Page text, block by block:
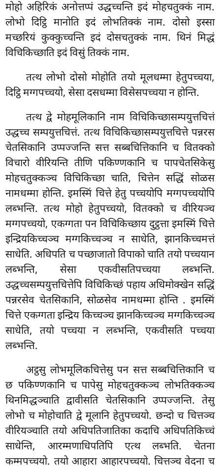
मोहो अहिरिकं अनोत्तप्पं उद्धच्चन्ति इदं मोहचतुक्कं नाम.
लोभो दिट्ठि मानोति इदं लोभतिक्कं नाम. दोसो इस्सा
मच्छरियं कुक्कुच्चन्ति इदं दोसचतुक्कं नाम. थिनं मिद्धं
विचिकिच्छाति इदं विसुं तिक्कं नाम.
तत्थ लोभो दोसो मोहोति तयो मूलधम्मा हेतुपच्चया,
दिट्ठि मग्गपच्चयो, सेसा दसधम्मा विसेसपच्चया न होन्ति.
तत्थ द्वे मोहमूलिकानि नाम विचिकिच्छासम्पयुत्तचित्तं
उद्धच्च सम्पयुत्तचित्तं. तत्थ विचिकिच्छासम्पयुत्तचित्ते पन्नरस
चेतसिकानि उप्पज्जन्ति सत्त सब्बचित्तिकानि च वितक्को
विचारो वीरियन्ति तीणि पकिण्णकानि च पापचेतसिकेसु
मोहचतुक्कञ्च विचिकिच्छा चाति, चित्तेन सद्धिं सोळस
नामधम्मा होन्ति. इमस्मिं चित्ते हेतु पच्चयोपि मग्गपच्चयोपि
लब्भन्ति. तत्थ मोहो हेतुपच्चयो, वितक्को च वीरियञ्च
मग्गपच्चयो, एकग्गता पन विचिकिच्छाय दुट्ठत्ता इमस्मिं चित्ते
इन्द्रियकिच्चञ्च मग्गकिच्चञ्च न साधेति, झानकिच्चमत्तं
साधेति. अधिपति च पच्छाजातो विपाको चाति तयो पच्चयान
लब्भन्ति, सेसा एकवीसतिपच्चया लब्भन्ति.
उद्धच्चसम्पयुत्तचित्तेपि विचिकिच्छं पहाय अधिमोक्खेन सद्धिं
पन्नरसेव चेतसिकानि, सोळसेव नामधम्मा होन्ति . इमस्मिं
चित्ते एकग्गता इन्द्रिय किच्चञ्च झानकिच्चञ्च मग्गकिच्चञ्च
साधेति, तयो पच्चया न लब्भन्ति, एकवीसति पच्चया
लब्भन्ति.
अट्ठसु लोभमूलिकचित्तेसु पन सत्त सब्बचित्तिकानि च
छ पकिण्णकानि च पापेसु मोहचतुक्कञ्च लोभतिक्कञ्च
थिनमिद्धञ्चाति द्वावीसति चेतसिकानि उप्पज्जन्ति. तेसु
लोभो च मोहोचाति द्वे मूलानि हेतुपच्चयो. छन्दो च चित्तञ्च
वीरियञ्चाति तयो अधिपतिजातिका कदाचि अधिपतिकिच्चं
साधेन्ति, आरम्मणाधिपतिपि एत्थ लब्भति. चेतना
कम्मपच्चयो. तयो आहारा आहारपच्चयो. चित्तञ्च वेदना च